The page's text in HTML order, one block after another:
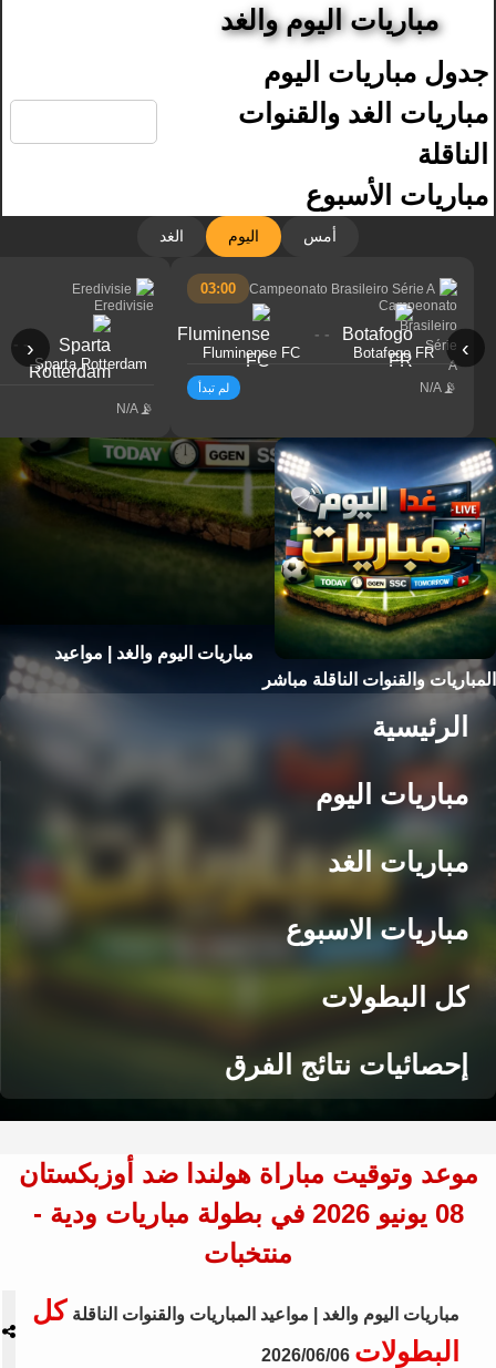
مباريات اليوم والغد
جدول مباريات اليوم
مباريات الغد والقنوات
الناقلة
مباريات الأسبوع
أمس اليوم الغد
‹ ›
Campeonato Brasileiro Série A
03:00
Botafogo FR
- -
Fluminense FC
N/A لم تبدأ
Eredivisie
Sparta Rotterdam
- -
N/A
مباريات اليوم والغد | مواعيد
المباريات والقنوات الناقلة مباشر
الرئيسية
مباريات اليوم
مباريات الغد
مباريات الاسبوع
كل البطولات
إحصائيات نتائج الفرق
موعد وتوقيت مباراة هولندا ضد أوزبكستان
08 يونيو 2026 في بطولة مباريات ودية -
منتخبات
مباريات اليوم والغد | مواعيد المباريات والقنوات الناقلة كل
البطولات 2026/06/06